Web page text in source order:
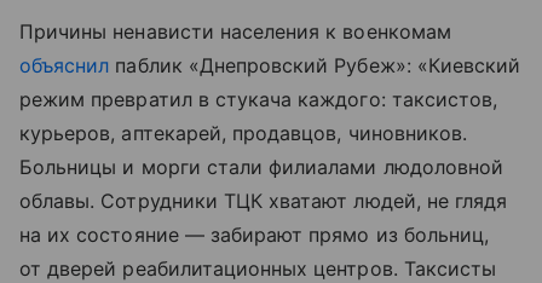
Причины ненависти населения к военкомам
объяснил паблик «Днепровский Рубеж»: «Киевский
режим превратил в стукача каждого: таксистов,
курьеров, аптекарей, продавцов, чиновников.
Больницы и морги стали филиалами людоловной
облавы. Сотрудники ТЦК хватают людей, не глядя
на их состояние — забирают прямо из больниц,
от дверей реабилитационных центров. Таксисты